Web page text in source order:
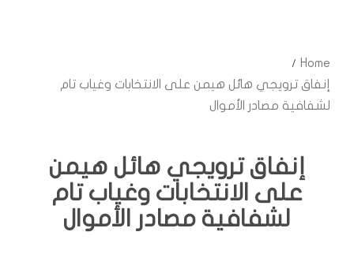
Home
إنفاق ترويجي هائل هيمن على الانتخابات وغياب تام
لشفافية مصادر الأموال
إنفاق ترويجي هائل هيمن
على الانتخابات وغياب تام
لشفافية مصادر الأموال